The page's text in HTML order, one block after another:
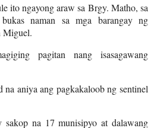
ito ngayong araw sa Brgy. Matho, sa
naman sa mga barangay ng
Miguel.
pagitan nang isasagawang
na aniya ang pagkakaloob ng sentinel
na 17 munisipyo at dalawang